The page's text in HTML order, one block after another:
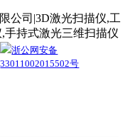
公司|3D激光扫描仪,工
手持式激光三维扫描仪
浙公网安备
33011002015502号